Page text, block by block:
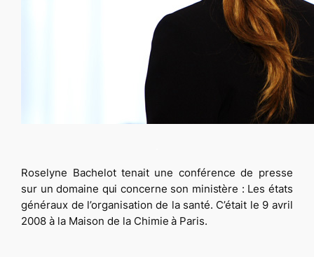
Roselyne Bachelot tenait une conférence de presse
sur un domaine qui concerne son ministère : Les états
généraux de l’organisation de la santé. C’était le 9 avril
2008 à la Maison de la Chimie à Paris.